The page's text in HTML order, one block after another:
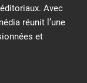
Avec
réunit l’une
et